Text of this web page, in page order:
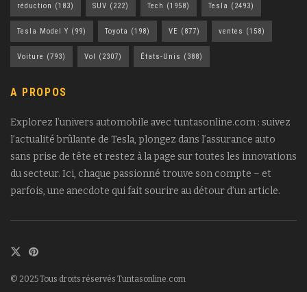
réduction (183) SUV (222) Tech (1958) Tesla (2493)
Tesla Model Y (99) Toyota (198) VE (877) ventes (158)
Voiture (793) Vol (2307) États-Unis (388)
A PROPOS
Explorez l’univers automobile avec tuntasonline.com : suivez
l’actualité brûlante de Tesla, plongez dans l’assurance auto
sans prise de tête et restez à la page sur toutes les innovations
du secteur. Ici, chaque passionné trouve son compte – et
parfois, une anecdote qui fait sourire au détour d’un article.
© 2025 Tous droits réservés Tuntasonline.com